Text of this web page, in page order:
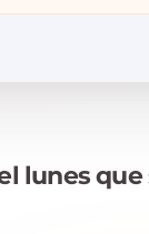
lunes que